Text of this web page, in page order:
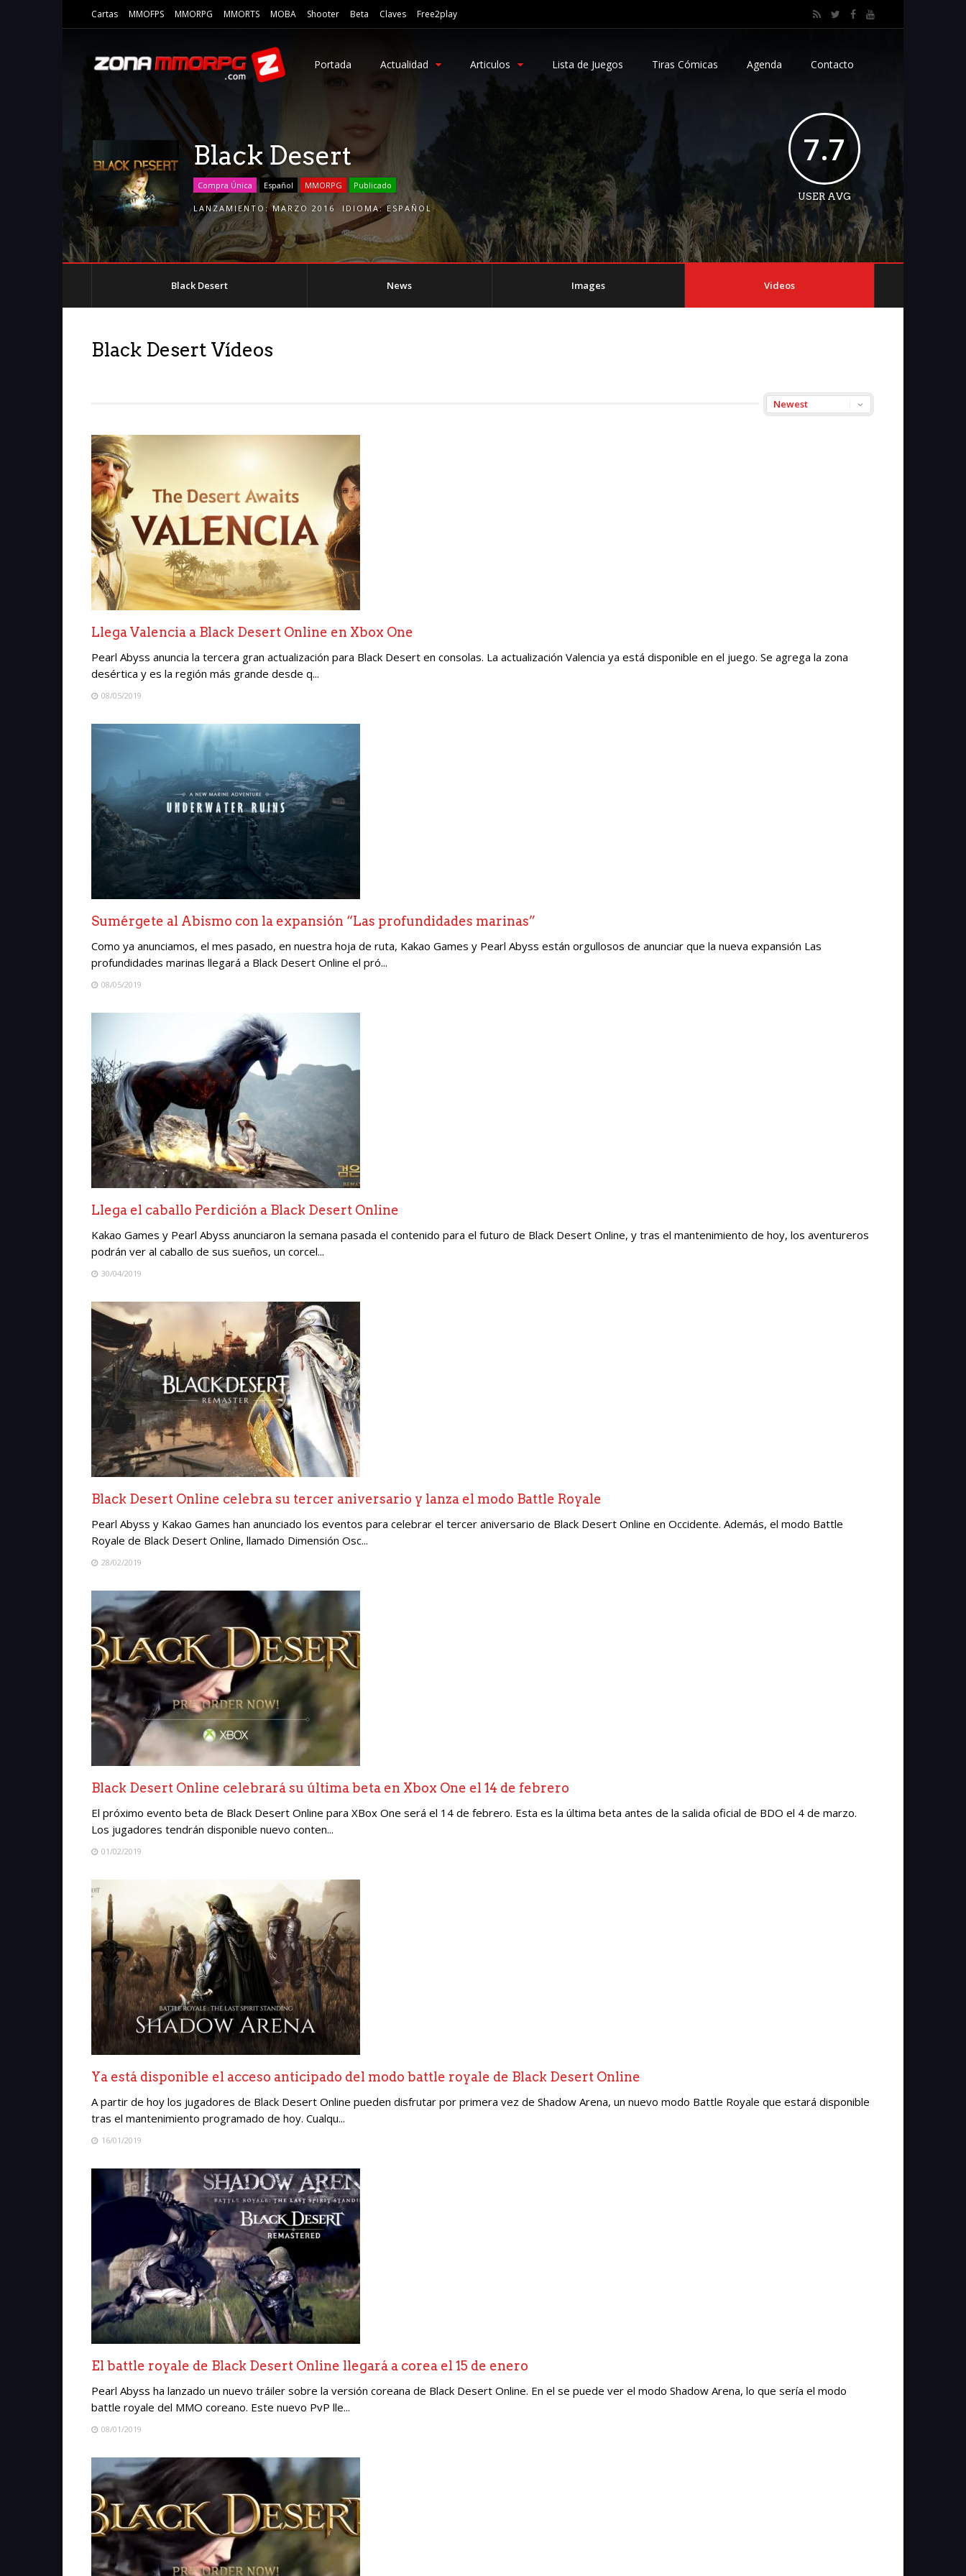
Cartas MMOFPS MMORPG MMORTS MOBA Shooter Beta Claves Free2play
Portada Actualidad Articulos Lista de Juegos Tiras Cómicas Agenda Contacto
Black Desert
Compra Única Español MMORPG Publicado
LANZAMIENTO:MARZO 2016 IDIOMA:ESPAÑOL
7.7
USER AVG
Black Desert News Images Videos
Black Desert Vídeos
Llega Valencia a Black Desert Online en Xbox One
Pearl Abyss anuncia la tercera gran actualización para Black Desert en consolas. La actualización Valencia ya está disponible en el juego. Se agrega la zona
desértica y es la región más grande desde q...
08/05/2019
Sumérgete al Abismo con la expansión “Las profundidades marinas”
Como ya anunciamos, el mes pasado, en nuestra hoja de ruta, Kakao Games y Pearl Abyss están orgullosos de anunciar que la nueva expansión Las
profundidades marinas llegará a Black Desert Online el pró...
08/05/2019
Llega el caballo Perdición a Black Desert Online
Kakao Games y Pearl Abyss anunciaron la semana pasada el contenido para el futuro de Black Desert Online, y tras el mantenimiento de hoy, los aventureros
podrán ver al caballo de sus sueños, un corcel...
30/04/2019
Black Desert Online celebra su tercer aniversario y lanza el modo Battle Royale
Pearl Abyss y Kakao Games han anunciado los eventos para celebrar el tercer aniversario de Black Desert Online en Occidente. Además, el modo Battle
Royale de Black Desert Online, llamado Dimensión Osc...
28/02/2019
Black Desert Online celebrará su última beta en Xbox One el 14 de febrero
El próximo evento beta de Black Desert Online para XBox One será el 14 de febrero. Esta es la última beta antes de la salida oficial de BDO el 4 de marzo.
Los jugadores tendrán disponible nuevo conten...
01/02/2019
Ya está disponible el acceso anticipado del modo battle royale de Black Desert Online
A partir de hoy los jugadores de Black Desert Online pueden disfrutar por primera vez de Shadow Arena, un nuevo modo Battle Royale que estará disponible
tras el mantenimiento programado de hoy. Cualqu...
16/01/2019
El battle royale de Black Desert Online llegará a corea el 15 de enero
Pearl Abyss ha lanzado un nuevo tráiler sobre la versión coreana de Black Desert Online. En el se puede ver el modo Shadow Arena, lo que sería el modo
battle royale del MMO coreano. Este nuevo PvP lle...
08/01/2019